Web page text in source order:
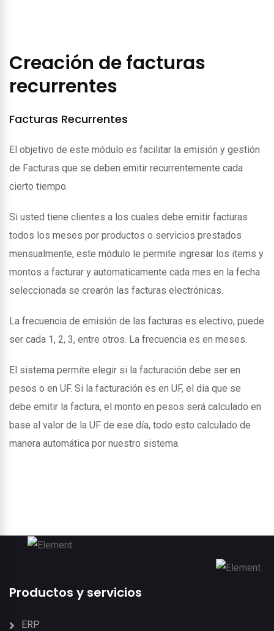
Creación de facturas
recurrentes
Facturas Recurrentes
El objetivo de este módulo es facilitar la emisión y gestión
de Facturas que se deben emitir recurrentemente cada
cierto tiempo.
Si usted tiene clientes a los cuales debe emitir facturas
todos los meses por productos o servicios prestados
mensualmente, este módulo le permite ingresar los items y
montos a facturar y automaticamente cada mes en la fecha
seleccionada se crearón las facturas electrónicas.
La frecuencia de emisión de las facturas es electivo, puede
ser cada 1, 2, 3, entre otros. La frecuencia es en meses.
El sistema permite elegir si la facturación debe ser en
pesos o en UF. Si la facturación es en UF, el dia que se
debe emitir la factura, el monto en pesos será calculado en
base al valor de la UF de ese día, todo esto calculado de
manera automática por nuestro sistema.
Productos y servicios
ERP